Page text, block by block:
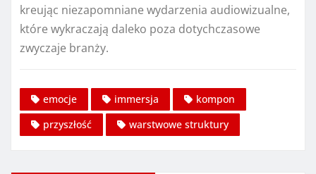
kreując niezapomniane wydarzenia audiowizualne,
które wykraczają daleko poza dotychczasowe
zwyczaje branży.
emocje immersja
kompon
przyszłość
warstwowe struktury